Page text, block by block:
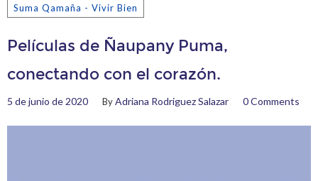
Suma Qamaña - Vivir Bien
Películas de Ñaupany Puma,
conectando con el corazón.
5 de junio de 2020 ByAdriana Rodriguez Salazar 0 Comments